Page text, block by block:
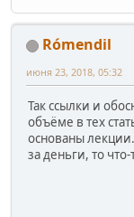
Rómendil
июня 23, 2018, 05:32
Так ссылки и
объёме в тех
основаны
за деньги, то что-